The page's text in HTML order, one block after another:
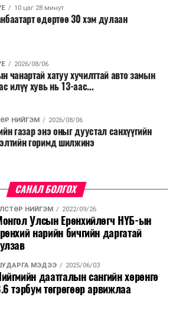
10 цаг 28 минут
өдөртөө 30 хэм дулаан
2026/08/06
чанартай хатуу хучилттай авто замын
илүү хувь нь 13-аас...
НИЙГЭМ 2026/08/06
газар энэ оныг дуустал санхүүгийн
горимд шилжинэ
САНАЛ БОЛГОХ
НИЙГЭМ 2022/09/26
Улсын Ерөнхийлөгч НҮБ-ын
нарийн бичгийн даргатай
МЭДЭЭ 2025/06/03
даатгалын сангийн хөрөнгө
тэрбум төгрөгөөр арвижлаа